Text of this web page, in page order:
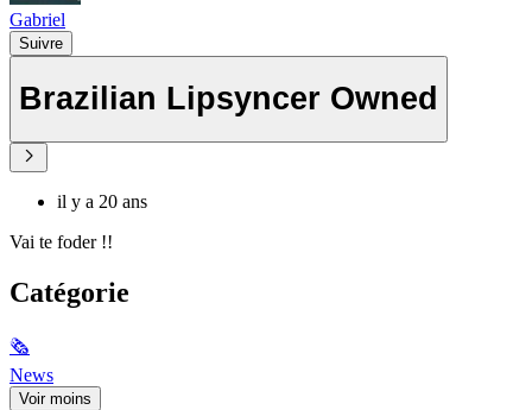
Gabriel
Suivre
Brazilian Lipsyncer Owned
il y a 20 ans
Vai te foder !!
Catégorie
🗞
News
Voir moins